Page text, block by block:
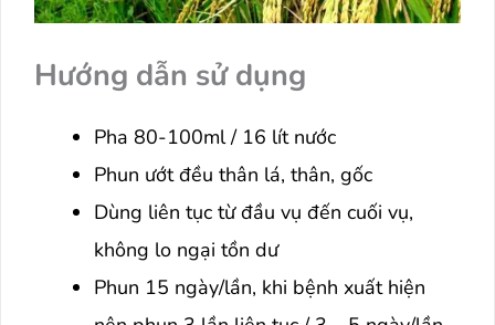
Hướng dẫn sử dụng
Pha 80-100ml / 16 lít nước
Phun ướt đều thân lá, thân, gốc
Dùng liên tục từ đầu vụ đến cuối vụ,
không lo ngại tồn dư
Phun 15 ngày/lần, khi bệnh xuất hiện